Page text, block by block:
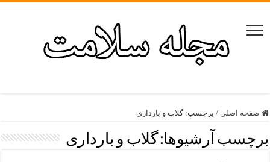
صفحه اصلی / برچسب:گلاب و بارداری
برچسب آرشیوها: گلاب و بارداری